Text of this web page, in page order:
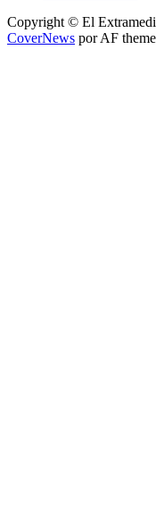
Copyright © El
CoverNews por AF